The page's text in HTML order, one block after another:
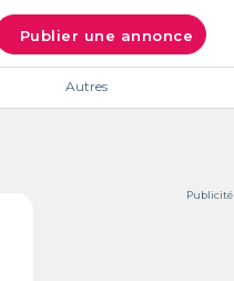
Publier une annonce
Autres
Publicité